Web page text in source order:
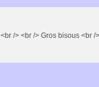
/> <br /> Gros bisous <br /